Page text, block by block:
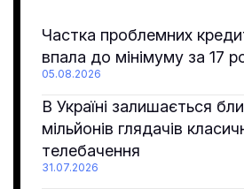
Частка проблемних
впала до мінімуму за 17
05.08.2026
В Україні залишається
мільйонів глядачів
телебачення
31.07.2026